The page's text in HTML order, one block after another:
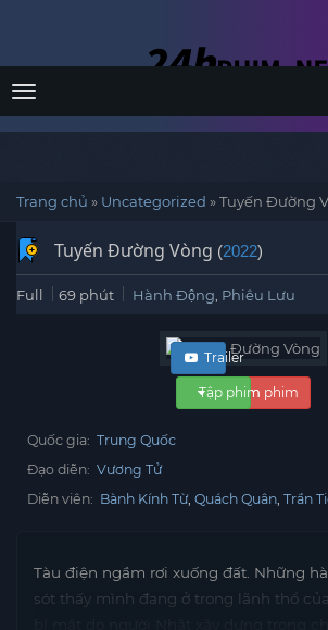
Menu
Trang chủ » Uncategorized »Tuyến Đường
Tuyến Đường Vòng (2022)
Full 69 phút Hành Động Phiêu Lưu
Xem phim
Trailer
Tập phim
Quốc gia: Trung Quốc
Đạo diễn: Vương Tử
Diễn viên: Bành Kính Từ Quách Quân Trần
Tàu điện ngầm rơi xuống đất. Những
sót thấy mình đang ở trong lãnh thổ